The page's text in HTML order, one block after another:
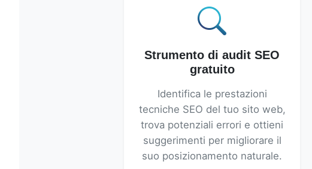
Strumento di audit SEO
gratuito
Identifica le prestazioni
tecniche SEO del tuo sito web,
trova potenziali errori e ottieni
suggerimenti per migliorare il
suo posizionamento naturale.